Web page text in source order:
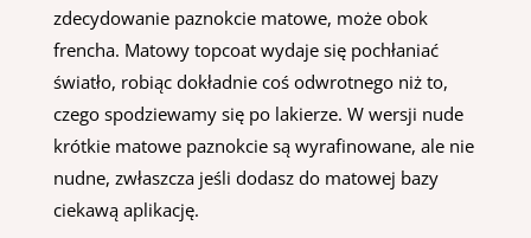
zdecydowanie paznokcie matowe, może obok
frencha. Matowy topcoat wydaje się pochłaniać
światło, robiąc dokładnie coś odwrotnego niż to,
czego spodziewamy się po lakierze. W wersji nude
krótkie matowe paznokcie są wyrafinowane, ale nie
nudne, zwłaszcza jeśli dodasz do matowej bazy
ciekawą aplikację.